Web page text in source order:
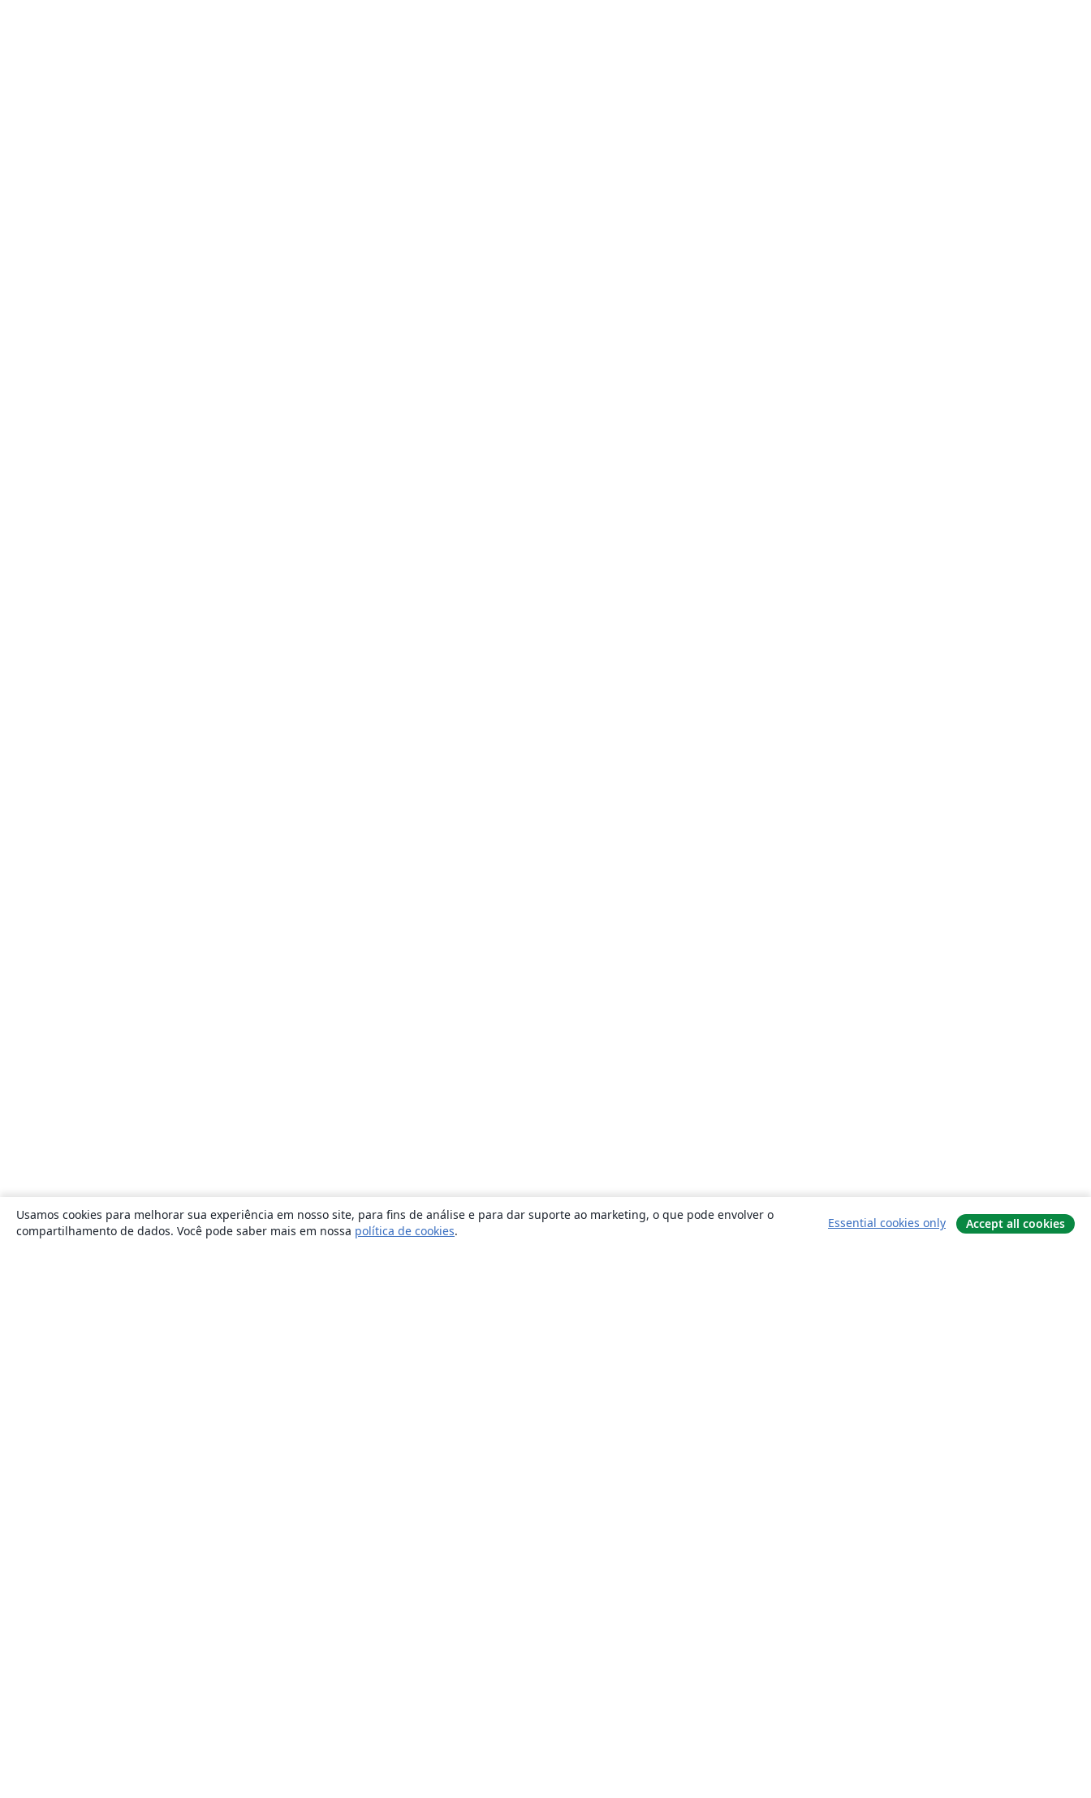
Usamos cookies para melhorar sua experiência em nosso site, para fins de análise e para dar suporte ao marketing, o que pode envolver o
compartilhamento de dados. Você pode saber mais em nossa política de cookies.
Essential cookies only Accept all cookies